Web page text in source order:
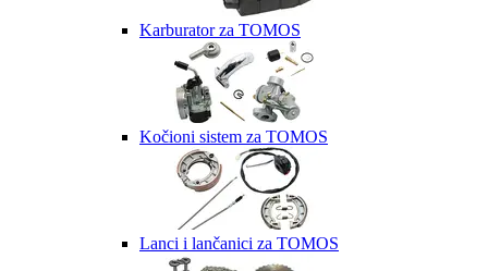
Karburator za TOMOS
Kočioni sistem za TOMOS
Lanci i lančanici za TOMOS